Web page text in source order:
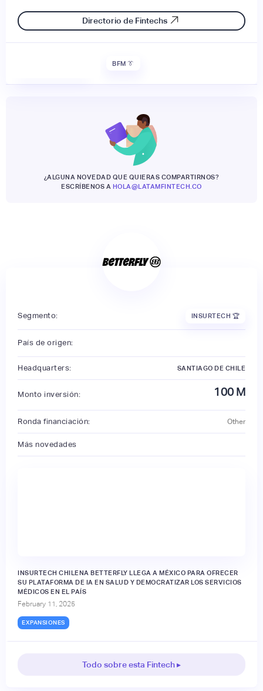
Directorio de Fintechs
BFM 👔
¿ALGUNA NOVEDAD QUE QUIERAS COMPARTIRNOS?
ESCRÍBENOS A HOLA@LATAMFINTECH.CO
Segmento: INSURTECH 🏆
País de origen:
Headquarters: SANTIAGO DE CHILE
Monto inversión: 100 M
Ronda financiación: Other
Más novedades
INSURTECH CHILENA BETTERFLY LLEGA A MÉXICO PARA OFRECER
SU PLATAFORMA DE IA EN SALUD Y DEMOCRATIZAR LOS SERVICIOS
MÉDICOS EN EL PAÍS
February 11, 2025
EXPANSIONES
Todo sobre esta Fintech ▸